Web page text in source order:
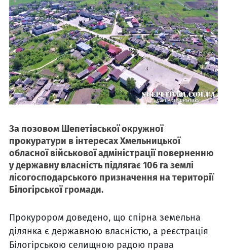
За позовом Шепетівської окружної
прокуратури в інтересах Хмельницької
обласної військової адміністрації поверненню
у державну власність підлягає 106 га землі
лісогосподарського призначення на території
Білогірської громади.
Прокурором доведено, що спірна земельна
ділянка є державною власністю, а реєстрація
Білогірською селищною радою права